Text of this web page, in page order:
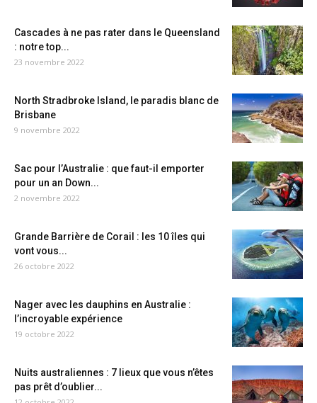
Cascades à ne pas rater dans le Queensland
: notre top...
23 novembre 2022
North Stradbroke Island, le paradis blanc de
Brisbane
9 novembre 2022
Sac pour l’Australie : que faut-il emporter
pour un an Down...
2 novembre 2022
Grande Barrière de Corail : les 10 îles qui
vont vous...
26 octobre 2022
Nager avec les dauphins en Australie :
l’incroyable expérience
19 octobre 2022
Nuits australiennes : 7 lieux que vous n’êtes
pas prêt d’oublier...